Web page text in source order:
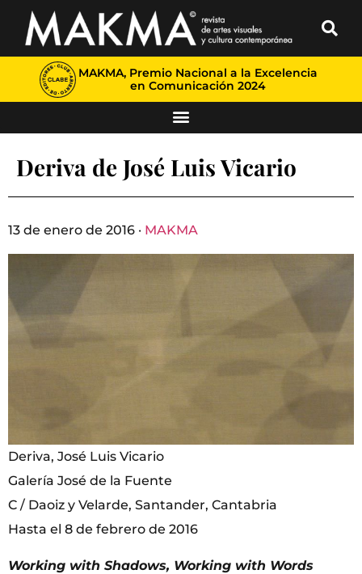
MAKMA, Premio Nacional a la Excelencia
en Comunicación 2024
Deriva de José Luis Vicario
13 de enero de 2016 · MAKMA
Deriva, José Luis Vicario
Galería José de la Fuente
C / Daoiz y Velarde, Santander, Cantabria
Hasta el 8 de febrero de 2016
Working with Shadows, Working with Words